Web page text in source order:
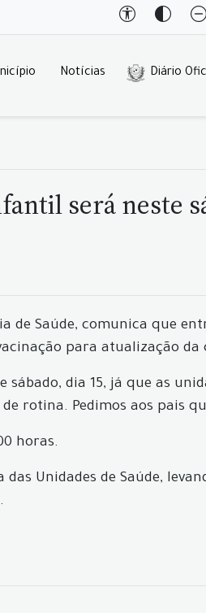
Notícias Diário
será neste
Saúde, comunica que
para atualização da
dia 15, já que as
rotina. Pedimos aos pais
horas.
Unidades de Saúde,